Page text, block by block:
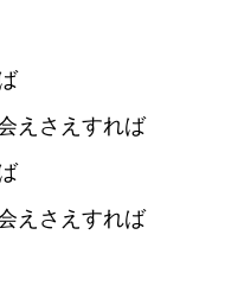
えさえすれば
えさえすれば